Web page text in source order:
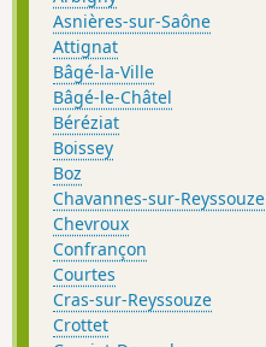
Asnières-sur-Saône
Attignat
Bâgé-la-Ville
Bâgé-le-Châtel
Béréziat
Boissey
Boz
Chavannes-sur-Reyssouze
Chevroux
Confrançon
Courtes
Cras-sur-Reyssouze
Crottet